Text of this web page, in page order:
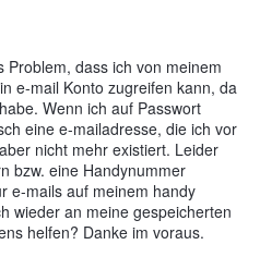
dass ich von meinem
e-mail Konto zugreifen kann, da
Wenn ich auf Passwort
eine e-mailadresse, die ich vor
nicht mehr existiert. Leider
bzw. eine Handynummer
e-mails auf meinem handy
wieder an meine gespeicherten
helfen? Danke im voraus.